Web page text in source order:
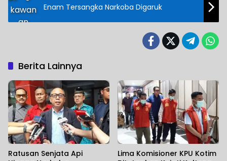
Enam Tersangka Narkoba Digaruk
Berita Lainnya
Ratusan Senjata Api
Lima Komisioner KPU Kotim